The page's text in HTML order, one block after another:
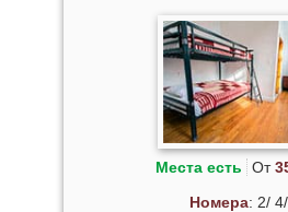
Места есть От
Номера: 2/